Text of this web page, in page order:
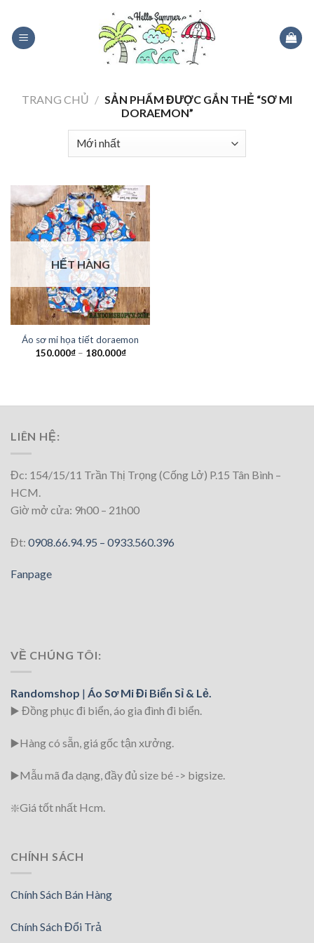
content
TRANG CHỦ / SẢN PHẨM ĐƯỢC GẮN THẺ “SƠ MI
DORAEMON”
HẾT HÀNG
Áo sơ mi họa tiết doraemon
150.000₫– 180.000₫
LIÊN HỆ:
Đc: 154/15/11 Trần Thị Trọng (Cống Lở) P.15 Tân Bình –
HCM.
Giờ mở cửa: 9h00 – 21h00
Đt: 0908.66.94.95 – 0933.560.396
Fanpage
VỀ CHÚNG TÔI:
Randomshop | Áo Sơ Mi Đi Biển Sỉ & Lẻ.
▶️ Đồng phục đi biển, áo gia đình đi biển.
▶️Hàng có sẵn, giá gốc tận xưởng.
▶️Mẫu mã đa dạng, đầy đủ size bé -> bigsize.
❇️Giá tốt nhất Hcm.
CHÍNH SÁCH
Chính Sách Bán Hàng
Chính Sách Đổi Trả